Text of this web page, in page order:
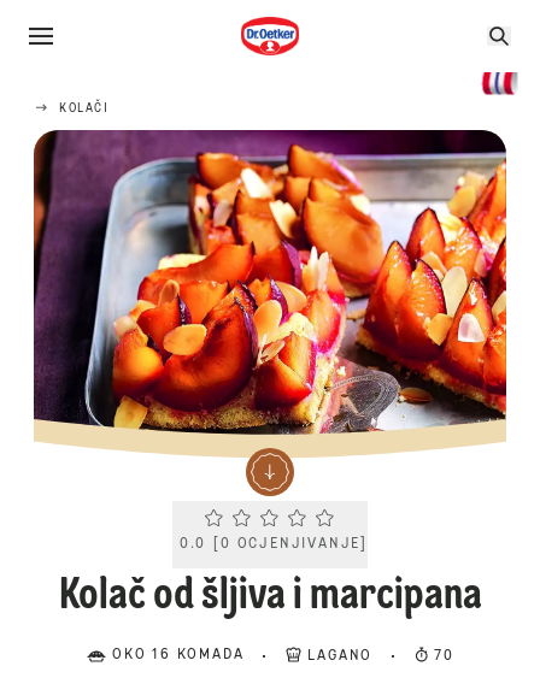
KOLAČI
Current rating 0.0. Click to rate.
0.0 [0 OCJENJIVANJE
Kolač od šljiva i marcipana
OKO 16 KOMADA LAGANO 70